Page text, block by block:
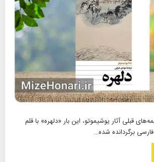
قبلی آثار یوشیموتو، این بار «دلهره» با قلم
برگردانده شده…